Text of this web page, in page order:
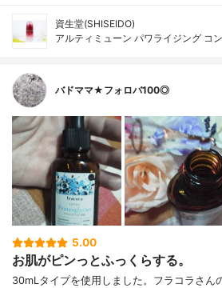
資生堂(SHISEIDO)
アルティミューン パワライジング コ
バドママ★フォロバ100◎
5.00
お肌がピンっとふっくらする。
30mLタイプを使用しました。フラコラさん